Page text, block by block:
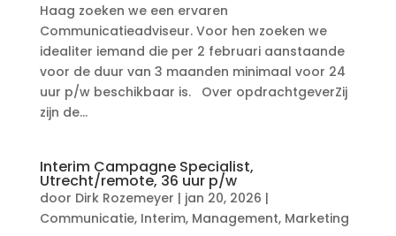
Haag zoeken we een ervaren
Communicatieadviseur. Voor hen zoeken we
idealiter iemand die per 2 februari aanstaande
voor de duur van 3 maanden minimaal voor 24
uur p/w beschikbaar is. Over opdrachtgeverZij
zijn de...
Interim Campagne Specialist,
Utrecht/remote, 36 uur p/w
door Dirk Rozemeyer | jan 20, 2026 |
Communicatie, Interim, Management, Marketing